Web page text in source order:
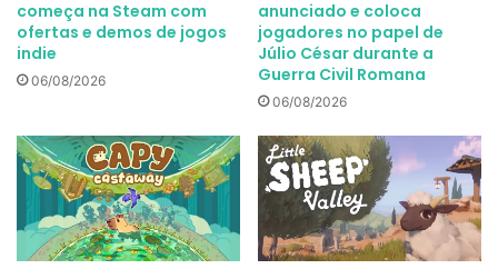
começa na Steam com
ofertas e demos de jogos
indie
06/08/2026
anunciado e coloca
jogadores no papel de
Júlio César durante a
Guerra Civil Romana
06/08/2026